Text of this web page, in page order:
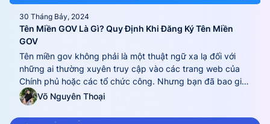
30 Tháng Bảy, 2024
Tên Miền GOV Là Gì? Quy Định Khi Đăng Ký Tên Miền
GOV
Tên miền gov không phải là một thuật ngữ xa lạ đối với
những ai thường xuyên truy cập vào các trang web của
Chính phủ hoặc các tổ chức công. Nhưng bạn đã bao giờ
tự hỏi tên miền gov thực sự là gì và tại sao nó lại được
phân biệt rõ ràng...
Võ Nguyên Thoại